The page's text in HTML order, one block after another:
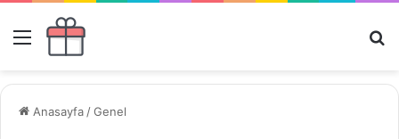
Menü
Anasayfa /Genel